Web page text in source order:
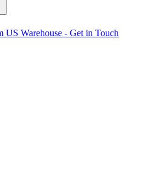
US Warehouse - Get in Touch